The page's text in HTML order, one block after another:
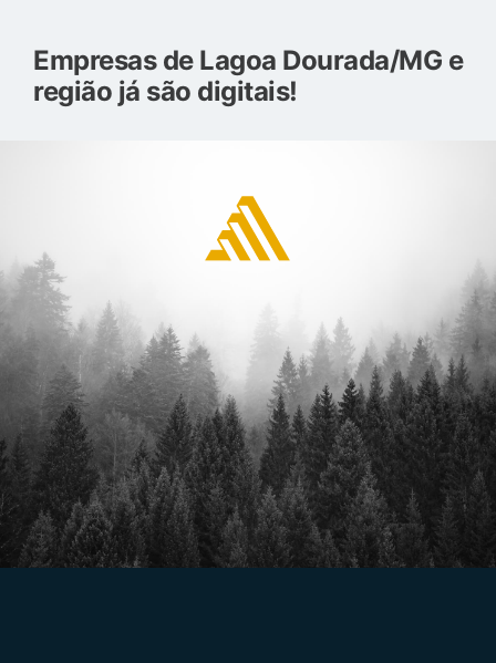
Empresas de Lagoa Dourada/MG e
região já são digitais!